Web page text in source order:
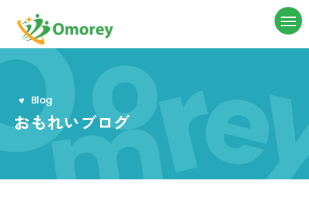
Blog
おもれいブログ